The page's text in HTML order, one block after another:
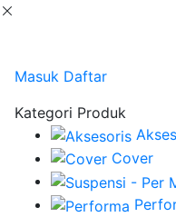
Masuk Daftar
Kategori Produk
Cover